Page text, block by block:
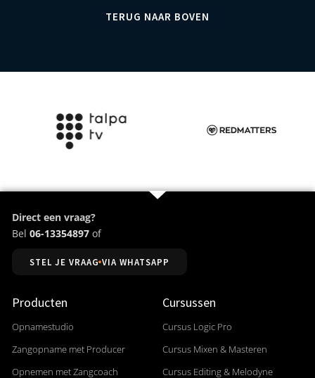
TERUG NAAR BOVEN
Direct een vraag?
Bel 06-13354897 of
STEL JE VRAAG VIA WHATSAPP
Producten
Opnamestudio
Zangopname met Producer
Opnemen met Zangcoach
Cursussen
Cursus Logic Pro
Cursus Mixen & Masteren
Cursus Editing & Melodyne